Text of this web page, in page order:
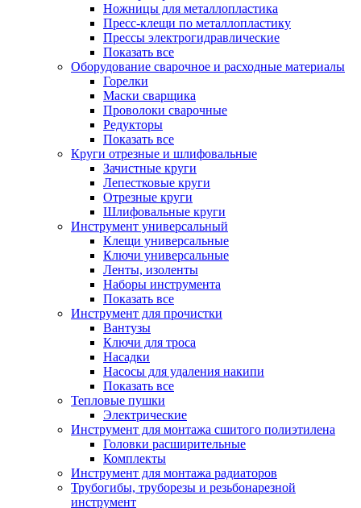
Ножницы для металлопластика
Пресс-клещи по металлопластику
Прессы электрогидравлические
Показать все
Оборудование сварочное и расходные материалы
Горелки
Маски сварщика
Проволоки сварочные
Редукторы
Показать все
Круги отрезные и шлифовальные
Зачистные круги
Лепестковые круги
Отрезные круги
Шлифовальные круги
Инструмент универсальный
Клещи универсальные
Ключи универсальные
Ленты, изоленты
Наборы инструмента
Показать все
Инструмент для прочистки
Вантузы
Ключи для троса
Насадки
Насосы для удаления накипи
Показать все
Тепловые пушки
Электрические
Инструмент для монтажа сшитого полиэтилена
Головки расширительные
Комплекты
Инструмент для монтажа радиаторов
Трубогибы, труборезы и резьбонарезной
инструмент